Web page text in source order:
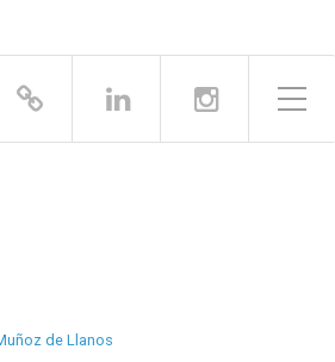
Alternar el menú lateral
de Llanos